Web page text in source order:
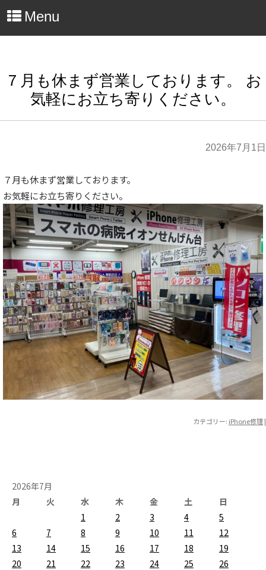
Menu
７月も休まず営業しております。 お
気軽にお立ち寄りください。
2026年7月1日
７月も休まず営業しております。
お気軽にお立ち寄りください。
カテゴリー: iPhone修理|
2026年7月
月
火 水 木 金 土
日
1
2 3 4
5
6
7 8 9 10 11
12
13
14 15 16 17 18
19
20
21 22 23 24 25
26